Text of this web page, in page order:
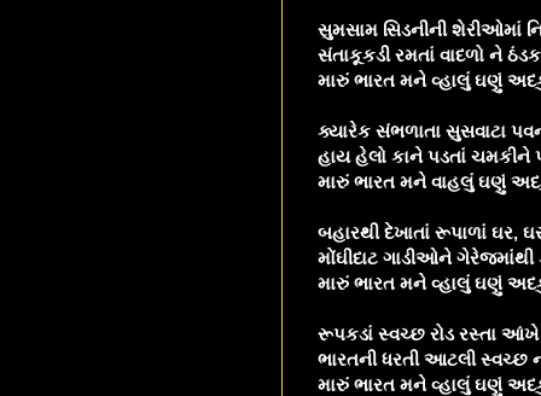
સુમસામ સિડનીની શેરીઓમાં
સંતાકૂકડી રમતાં વાદળો ને
મારું ભારત મને વ્હાલું ઘણું
ક્યારેક સંભળાતા સુસવાટા
હાય હેલો કાને પડતાં ચમકીને
મારું ભારત મને વાહલું ઘણું
બહારથી દેખાતાં રૂપાળાં ઘર,
મોંઘીદાટ ગાડીઓને
મારું ભારત મને વ્હાલું ઘણું
રૂપકડાં સ્વચ્છ રોડ રસ્તા
ભારતની ધરતી આટલી સ્વચ્છ
મારું ભારત મને વ્હાલું ઘણું